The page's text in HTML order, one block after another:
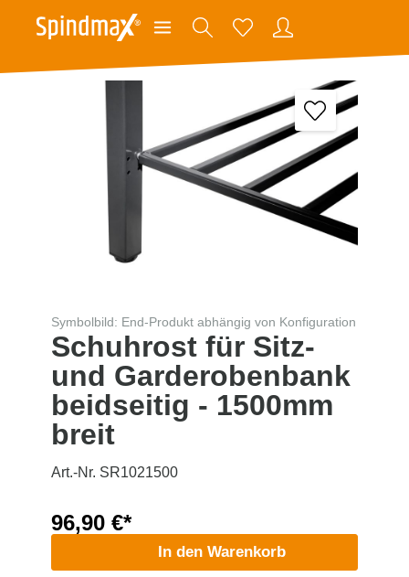
Symbolbild: End-Produkt abhängig von Konfiguration
Schuhrost für Sitz-
und Garderobenbank
beidseitig - 1500mm
breit
Art.-Nr. SR1021500
96,90 €*
In den Warenkorb